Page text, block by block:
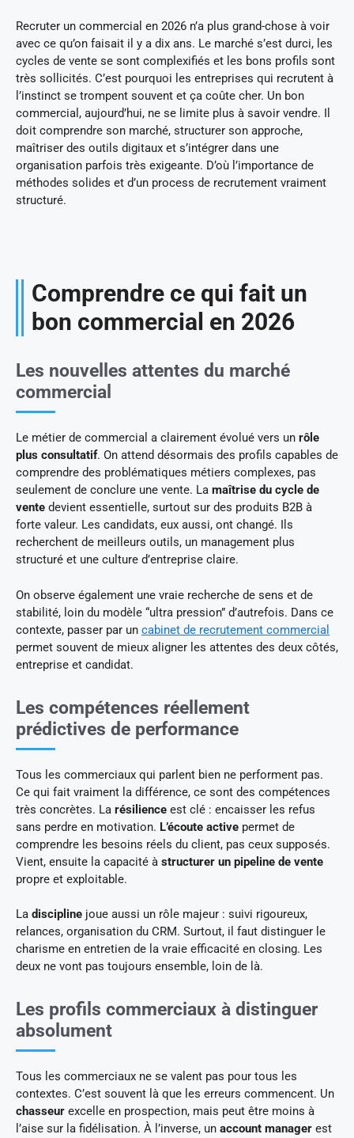
Recruter un commercial en 2026 n’a plus grand-chose à voir
avec ce qu’on faisait il y a dix ans. Le marché s’est durci, les
cycles de vente se sont complexifiés et les bons profils sont
très sollicités. C’est pourquoi les entreprises qui recrutent à
l’instinct se trompent souvent et ça coûte cher. Un bon
commercial, aujourd’hui, ne se limite plus à savoir vendre. Il
doit comprendre son marché, structurer son approche,
maîtriser des outils digitaux et s’intégrer dans une
organisation parfois très exigeante. D’où l’importance de
méthodes solides et d’un process de recrutement vraiment
structuré.
Comprendre ce qui fait un
bon commercial en 2026
Les nouvelles attentes du marché
commercial
Le métier de commercial a clairement évolué vers un rôle
plus consultatif. On attend désormais des profils capables de
comprendre des problématiques métiers complexes, pas
seulement de conclure une vente. La maîtrise du cycle de
vente devient essentielle, surtout sur des produits B2B à
forte valeur. Les candidats, eux aussi, ont changé. Ils
recherchent de meilleurs outils, un management plus
structuré et une culture d’entreprise claire.
On observe également une vraie recherche de sens et de
stabilité, loin du modèle “ultra pression” d’autrefois. Dans ce
contexte, passer par un cabinet de recrutement commercial
permet souvent de mieux aligner les attentes des deux côtés,
entreprise et candidat.
Les compétences réellement
prédictives de performance
Tous les commerciaux qui parlent bien ne performent pas.
Ce qui fait vraiment la différence, ce sont des compétences
très concrètes. La résilience est clé : encaisser les refus
sans perdre en motivation. L’écoute active permet de
comprendre les besoins réels du client, pas ceux supposés.
Vient, ensuite la capacité à structurer un pipeline de vente
propre et exploitable.
La discipline joue aussi un rôle majeur : suivi rigoureux,
relances, organisation du CRM. Surtout, il faut distinguer le
charisme en entretien de la vraie efficacité en closing. Les
deux ne vont pas toujours ensemble, loin de là.
Les profils commerciaux à distinguer
absolument
Tous les commerciaux ne se valent pas pour tous les
contextes. C’est souvent là que les erreurs commencent. Un
chasseur excelle en prospection, mais peut être moins à
l’aise sur la fidélisation. À l’inverse, un account manager est